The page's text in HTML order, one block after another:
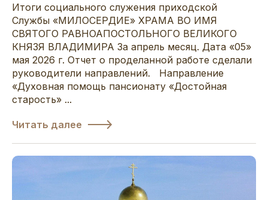
Итоги социального служения приходской
Службы «МИЛОСЕРДИЕ» ХРАМА ВО ИМЯ
СВЯТОГО РАВНОАПОСТОЛЬНОГО ВЕЛИКОГО
КНЯЗЯ ВЛАДИМИРА За апрель месяц. Дата «05»
мая 2026 г. Отчет о проделанной работе сделали
руководители направлений. Направление
«Духовная помощь пансионату «Достойная
старость» ...
Читать далее